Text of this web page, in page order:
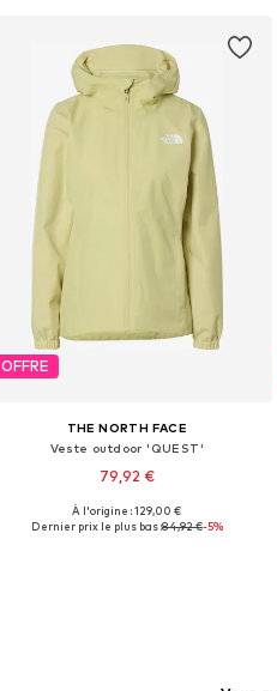
OFFRE
THE NORTH FACE
Veste outdoor 'QUEST'
79,92 €
+3
Tailles disponibles: S
À l'origine : 129,00 €
Dernier prix le plus bas :84,92 €-5%